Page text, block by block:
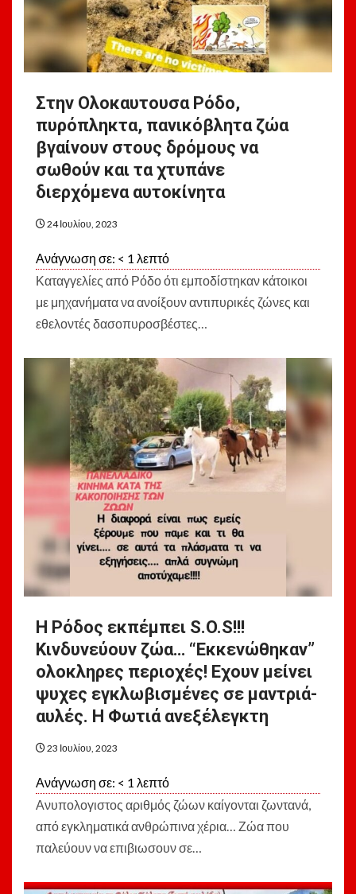
Στην Ολοκαυτουσα Ρόδο,
πυρόπληκτα, πανικόβλητα ζώα
βγαίνουν στους δρόμους να
σωθούν και τα χτυπάνε
διερχόμενα αυτοκίνητα
24 Ιουλίου, 2023
Ανάγνωση σε: < 1 λεπτό
Καταγγελίες από Ρόδο ότι εμποδίστηκαν κάτοικοι
με μηχανήματα να ανοίξουν αντιπυρικές ζώνες και
εθελοντές δασοπυροσβέστες…
Η Ρόδος εκπέμπει S.O.S!!!
Κινδυνεύουν ζώα… “Εκκενώθηκαν”
ολοκληρες περιοχές! Εχουν μείνει
ψυχες εγκλωβισμένες σε μαντριά-
αυλές. Η Φωτιά ανεξέλεγκτη
23 Ιουλίου, 2023
Ανάγνωση σε: < 1 λεπτό
Ανυπολογιστος αριθμός ζώων καίγονται ζωντανά,
από εγκληματικά ανθρώπινα χέρια… Ζώα που
παλεύουν να επιβιωσουν σε…